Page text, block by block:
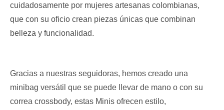
cuidadosamente por mujeres artesanas colombianas,
que con su oficio crean piezas únicas que combinan
belleza y funcionalidad.
Gracias a nuestras seguidoras, hemos creado una
minibag versátil que se puede llevar de mano o con su
correa crossbody, estas Minis ofrecen estilo,